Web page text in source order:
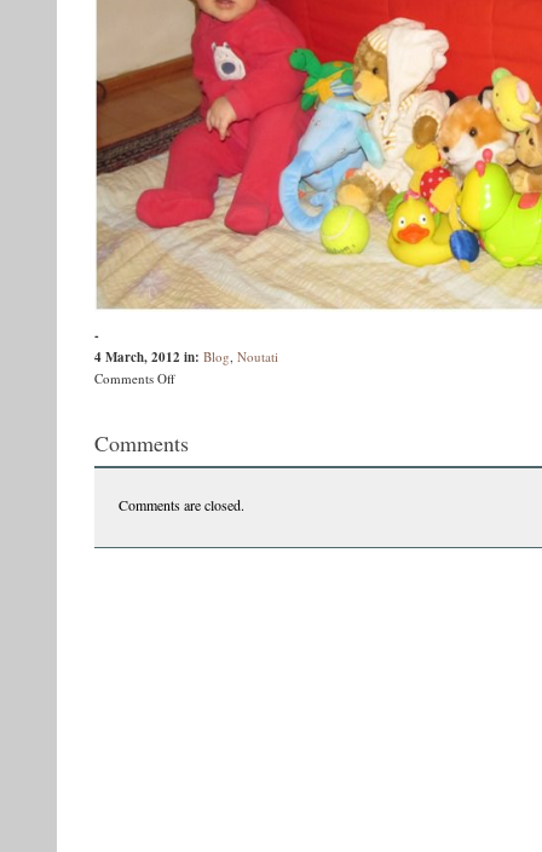
-
4 March, 2012 in: Blog, Noutati
Comments Offon
Comments
Comments are closed.